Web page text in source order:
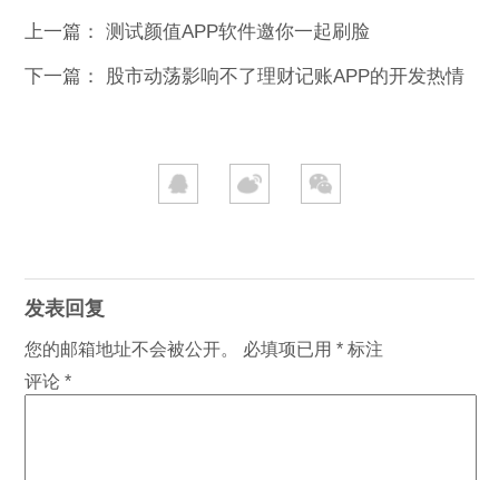
上一篇：测试颜值APP软件邀你一起刷脸
下一篇： 股市动荡影响不了理财记账APP的开发热情
发表回复
您的邮箱地址不会被公开。 必填项已用* 标注
评论*